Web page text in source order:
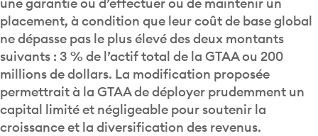
placement, à condition que leur coût de base global
ne dépasse pas le plus élevé des deux montants
suivants : 3 % de l’actif total de la GTAA ou 200
millions de dollars. La modification proposée
permettrait à la GTAA de déployer prudemment un
capital limité et négligeable pour soutenir la
croissance et la diversification des revenus.